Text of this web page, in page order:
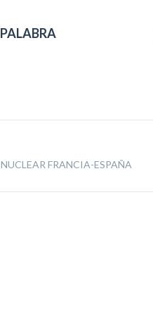
FRANCIA-ESPAÑA